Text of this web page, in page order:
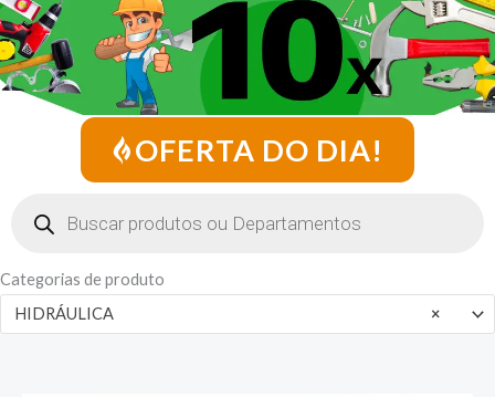
OFERTA DO DIA!
Categorias de produto
×
HIDRÁULICA